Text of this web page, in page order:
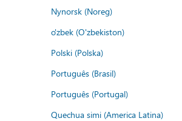
Nynorsk (Noreg)
o'zbek (O'zbekiston)
Polski (Polska)
Português (Brasil)
Português (Portugal)
Quechua simi (America Latina)